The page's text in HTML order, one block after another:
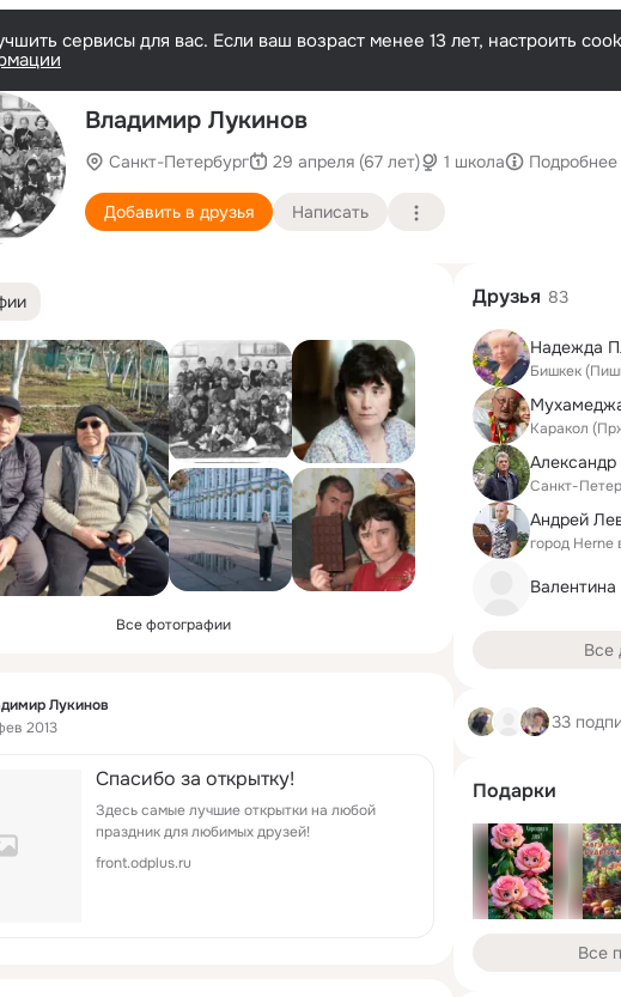
сервисы для вас. Если ваш возраст менее 13 лет, настроить
Владимир Лукинов
Санкт-Петербург 29 апреля (67 лет) 1 школа Подробнее
Добавить в друзья Написать
Все фотографии
Лукинов
2013
Спасибо за открытку!
Здесь самые лучшие открытки на любой
праздник для любимых друзей!
front.odplus.ru
Друзья 83
Бишкек
Каракол
Санкт-
Андрей
город Herne
Все
33
Подарки
Все